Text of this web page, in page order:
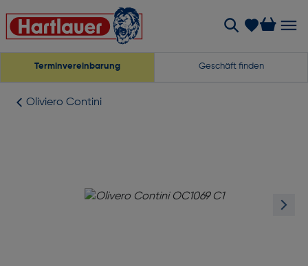
Terminvereinbarung Geschäft finden
Oliviero Contini